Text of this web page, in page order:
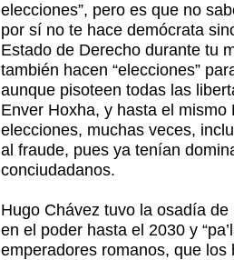
elecciones”, pero es que no
por sí no te hace demócrata
Estado de Derecho durante tu
también hacen “elecciones”
aunque pisoteen todas las
Enver Hoxha, y hasta el
elecciones, muchas veces,
al fraude, pues ya tenían
conciudadanos.
Hugo Chávez tuvo la osadía
en el poder hasta el 2030 y
emperadores romanos, que